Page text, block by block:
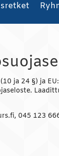
ja 24 §) ja
045 123